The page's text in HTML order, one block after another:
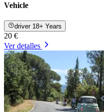
Vehicle
driver 18+ Years
20 €
Ver detalles